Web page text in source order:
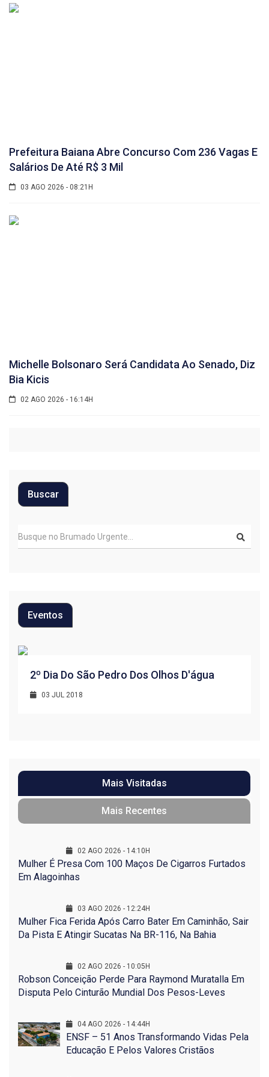
Prefeitura Baiana Abre Concurso Com 236 Vagas E
Salários De Até R$ 3 Mil
03 AGO 2026 - 08:21H
Michelle Bolsonaro Será Candidata Ao Senado, Diz
Bia Kicis
02 AGO 2026 - 16:14H
Buscar
Eventos
2º Dia Do São Pedro Dos Olhos D'água
03 JUL 2018
Mais Visitadas
Mais Recentes
02 AGO 2026 - 14:10H
Mulher É Presa Com 100 Maços De Cigarros Furtados
Em Alagoinhas
03 AGO 2026 - 12:24H
Mulher Fica Ferida Após Carro Bater Em Caminhão, Sair
Da Pista E Atingir Sucatas Na BR-116, Na Bahia
02 AGO 2026 - 10:05H
Robson Conceição Perde Para Raymond Muratalla Em
Disputa Pelo Cinturão Mundial Dos Pesos-Leves
04 AGO 2026 - 14:44H
ENSF – 51 Anos Transformando Vidas Pela
Educação E Pelos Valores Cristãos